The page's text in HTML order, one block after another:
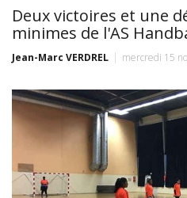
Deux victoires et une
minimes de l'AS
Jean-Marc VERDREL mercredi 15